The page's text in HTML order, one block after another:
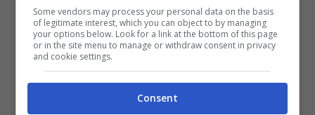
Non finiscono gli scandali nel mondo del
calcio africano.La Federazione del
Camerun ha dovuto fermare 62 calciatori
Some vendors may process your personal data on the basis
of legitimate interest, which you can object to by managing
your options below. Look for a link at the bottom of this page
or in the site menu to manage or withdraw consent in privacy
and cookie settings.
Consent